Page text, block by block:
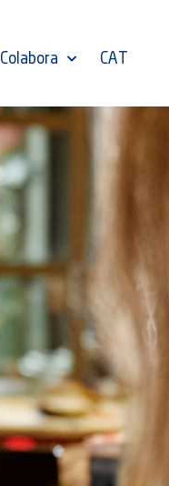
Colabora CAT